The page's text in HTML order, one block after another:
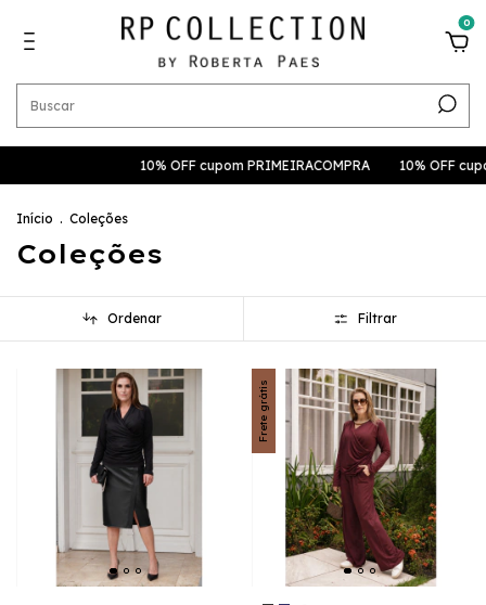
0
10% OFF cupom PRIMEIRACOMPRA 10% OFF cupom
Início . Coleções
Coleções
Ordenar Filtrar
Frete grátis